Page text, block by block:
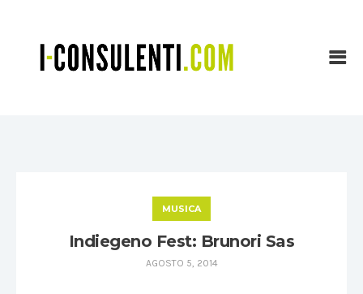
MUSICA
Indiegeno Fest: Brunori Sas
AGOSTO 5, 2014